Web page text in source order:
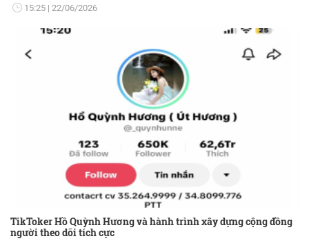
15:25 22/06/2026
TikToker Hồ Quỳnh Hương và hành trình xây dựng cộng đồng
người theo dõi tích cực